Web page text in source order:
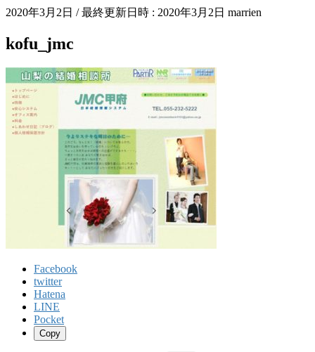
2020年3月2日 / 最終更新日時 : 2020年3月2日 marrien
kofu_jmc
Facebook
twitter
Hatena
LINE
Pocket
Copy